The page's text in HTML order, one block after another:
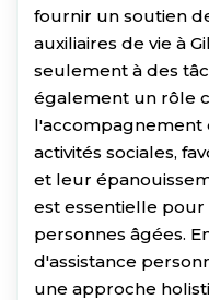
fournir un soutien
auxiliaires de vie à
seulement à des
également un rôle
l'accompagnement
activités sociales,
et leur
est essentielle
personnes âgées.
d'assistance
une approche